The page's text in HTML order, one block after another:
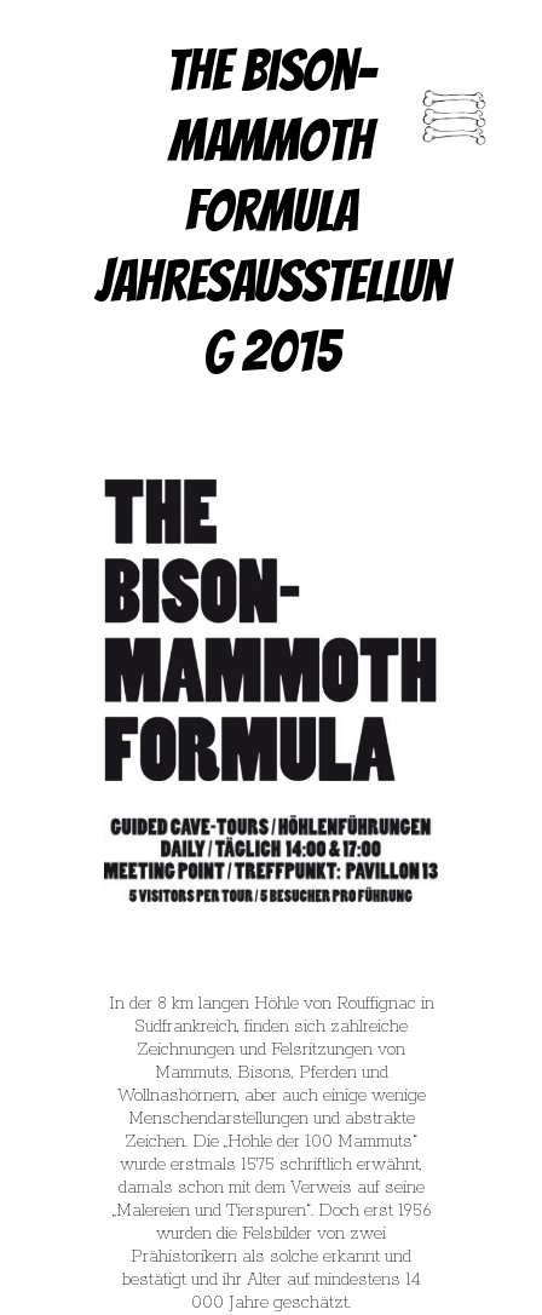
The Bison-
Mammoth
Formula
Jahresausstellun
g 2015
In der 8 km langen Höhle von Rouffignac in
Südfrankreich, finden sich zahlreiche
Zeichnungen und Felsritzungen von
Mammuts, Bisons, Pferden und
Wollnashörnern, aber auch einige wenige
Menschendarstellungen und abstrakte
Zeichen. Die „Höhle der 100 Mammuts“
wurde erstmals 1575 schriftlich erwähnt,
damals schon mit dem Verweis auf seine
„Malereien und Tierspuren“. Doch erst 1956
wurden die Felsbilder von zwei
Prähistorikern als solche erkannt und
bestätigt und ihr Alter auf mindestens 14
000 Jahre geschätzt.